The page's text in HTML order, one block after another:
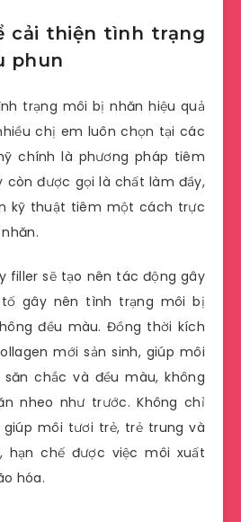
cải thiện tình trạng
phun
trạng môi bị nhăn hiệu quả
chị em luôn chọn tại các
chính là phương pháp tiêm
còn được gọi là chất làm đầy,
kỹ thuật tiêm một cách trực
filler sẽ tạo nên tác động gây
gây nên tình trạng môi bị
đều màu. Đồng thời kích
mới sản sinh, giúp môi
chắc và đều màu, không
nheo như trước. Không chỉ
môi tươi trẻ, trẻ trung và
hạn chế được việc môi xuất
hóa.